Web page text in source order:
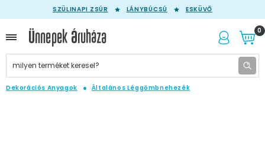
SZÜLINAPI ZSÚR LÁNYBÚCSÚ ESKÜVŐ
0
Dekorációs Anyagok Általános Léggömbnehezék